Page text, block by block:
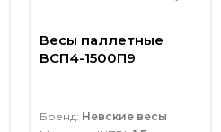
Весы паллетные
ВСП4-1500П9
Бренд: Невские весы